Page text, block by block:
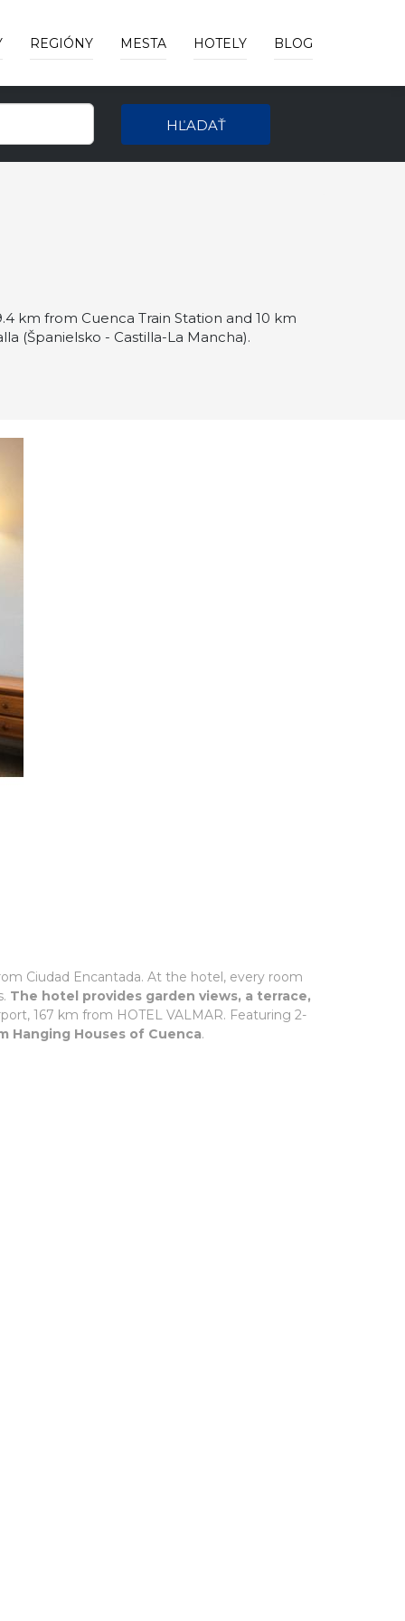
REGIÓNY MESTA HOTELY BLOG
HĽADAŤ
km from Cuenca Train Station and 10 km
(Španielsko - Castilla-La Mancha).
Ciudad Encantada. At the hotel, every room
The hotel provides garden views, a terrace,
167 km from HOTEL VALMAR. Featuring 2-
Hanging Houses of Cuenca.